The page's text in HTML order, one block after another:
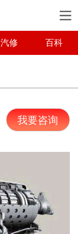
汽修 百科
我要咨询